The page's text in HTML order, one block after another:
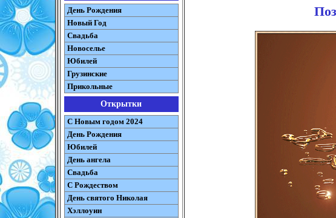
День Рождения
Новый Год
Свадьба
Новоселье
Юбилей
Грузинские
Прикольные
Открытки
С Новым годом 2024
День Рождения
Юбилей
День ангела
Свадьба
С Рождеством
День святого Николая
Хэллоуин